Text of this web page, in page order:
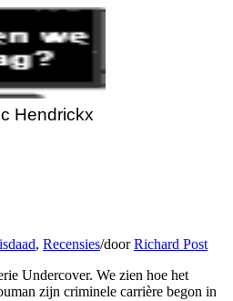
Hendrickx
, Recensies/doorRichard Post
Undercover. We zien hoe het
zijn criminele carrière begon in